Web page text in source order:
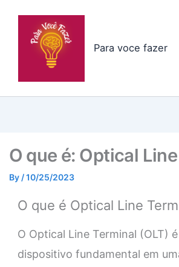
Para voce fazer
O que é: Optical
By /10/25/2023
O que é Optical Line
O Optical Line Terminal (OLT)
dispositivo fundamental em